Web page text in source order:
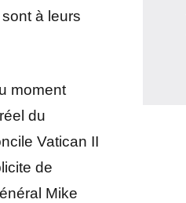
à leurs
moment
du
Vatican II
de
Mike